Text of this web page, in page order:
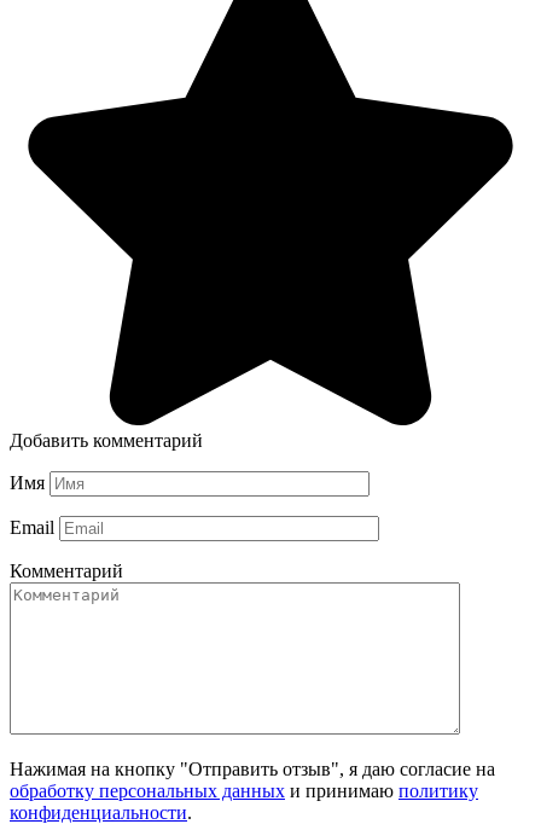
Добавить комментарий
Имя
Email
Комментарий
Нажимая на кнопку "Отправить отзыв", я даю согласие на
обработку персональных данных и принимаю политику
конфиденциальности.